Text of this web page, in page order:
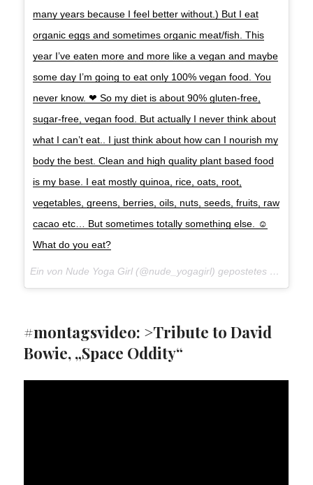
many years because I feel better without.) But I eat
organic eggs and sometimes organic meat/fish. This
year I’ve eaten more and more like a vegan and maybe
some day I’m going to eat only 100% vegan food. You
never know. ❤ So my diet is about 90% gluten-free,
sugar-free, vegan food. But actually I never think about
what I can’t eat.. I just think about how can I nourish my
body the best. Clean and high quality plant based food
is my base. I eat mostly quinoa, rice, oats, root,
vegetables, greens, berries, oils, nuts, seeds, fruits, raw
cacao etc… But sometimes totally something else. ☺
What do you eat?
Ein von Nude Yoga Girl (@nude_yogagirl) gepostetes Foto am
#montagsvideo: >Tribute to David
Bowie, „Space Oddity“